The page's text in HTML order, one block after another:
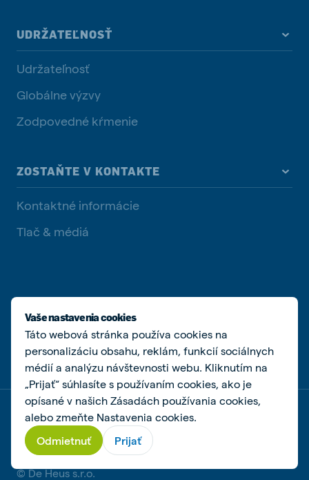
Vaše nastavenia cookies
Táto webová stránka používa cookies na
personalizáciu obsahu, reklám, funkcií sociálnych
médií a analýzu návštevnosti webu. Kliknutím na
„Prijať“ súhlasíte s používaním cookies, ako je
opísané v našich Zásadách používania cookies,
alebo zmeňte Nastavenia cookies.
Odmietnuť
Prijať
UDRŽATEĽNOSŤ
Udržateľnosť
Globálne výzvy
Zodpovedné kŕmenie
ZOSTAŇTE V KONTAKTE
Kontaktné informácie
Tlač & médiá
SOCIÁLNE MÉDIA
Zásady ochrany osobných údajov
Zásady používania súborov cookie
Spravovať súbory cookies
© De Heus s.r.o.